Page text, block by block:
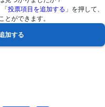
投票項目を追加する 」を押して、
とができます。